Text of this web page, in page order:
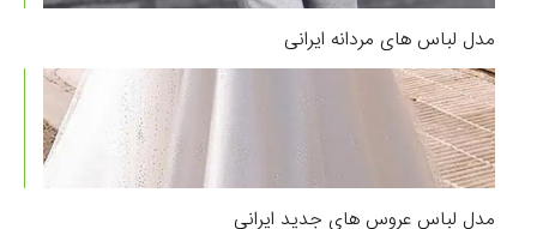
مدل لباس های مردانه ایرانی
مدل لباس عروس های جدید ایرانی